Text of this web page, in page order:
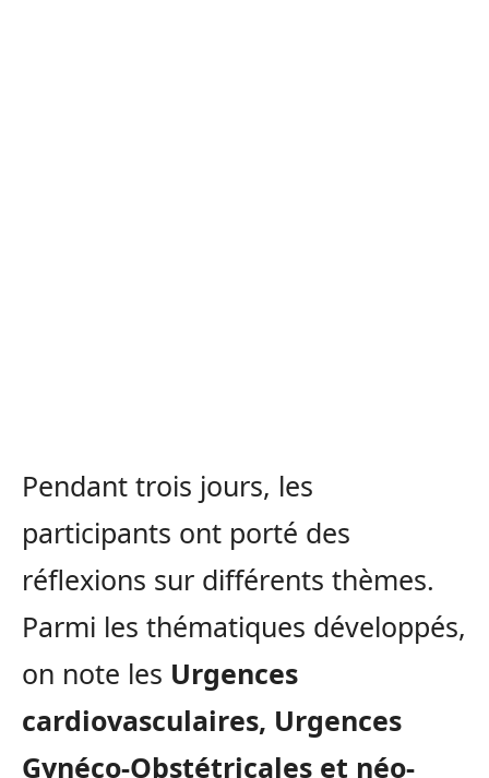
Pendant trois jours, les
participants ont porté des
réflexions sur différents thèmes.
Parmi les thématiques développés,
on note les Urgences
cardiovasculaires, Urgences
Gynéco-Obstétricales et néo-